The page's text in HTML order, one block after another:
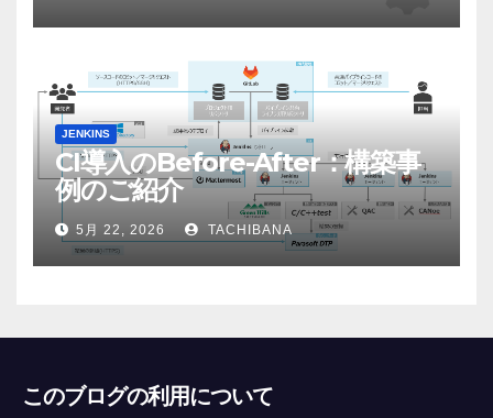
JENKINS
CI導入のBefore-After：構築事
例のご紹介
5月 22, 2026 TACHIBANA
このブログの利用について